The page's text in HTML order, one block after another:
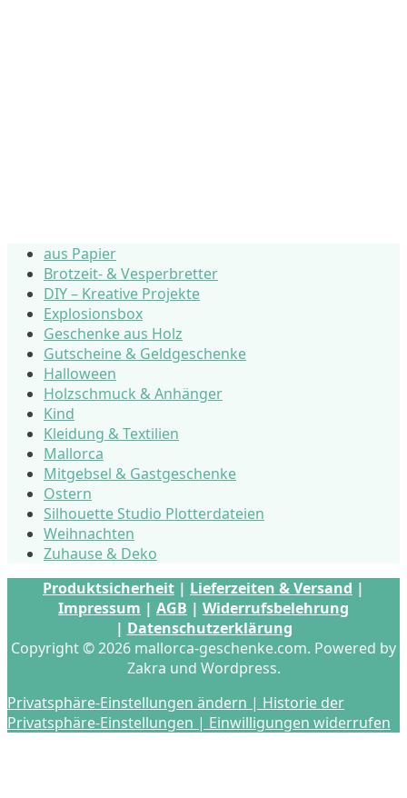
aus Papier
Brotzeit- & Vesperbretter
DIY – Kreative Projekte
Explosionsbox
Geschenke aus Holz
Gutscheine & Geldgeschenke
Halloween
Holzschmuck & Anhänger
Kind
Kleidung & Textilien
Mallorca
Mitgebsel & Gastgeschenke
Ostern
Silhouette Studio Plotterdateien
Weihnachten
Zuhause & Deko
Produktsicherheit | Lieferzeiten & Versand |
Impressum | AGB | Widerrufsbelehrung
| Datenschutzerklärung
Copyright © 2026 mallorca-geschenke.com. Powered by
Zakra und Wordpress.
Privatsphäre-Einstellungen ändern | Historie der
Privatsphäre-Einstellungen | Einwilligungen widerrufen